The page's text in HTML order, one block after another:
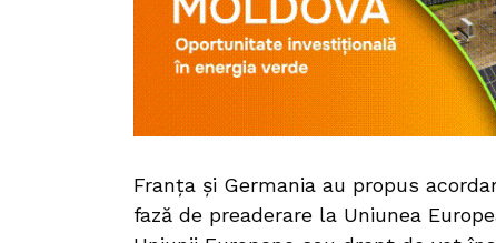
Franța și Germania au propus
fază de preaderare la Uniunea